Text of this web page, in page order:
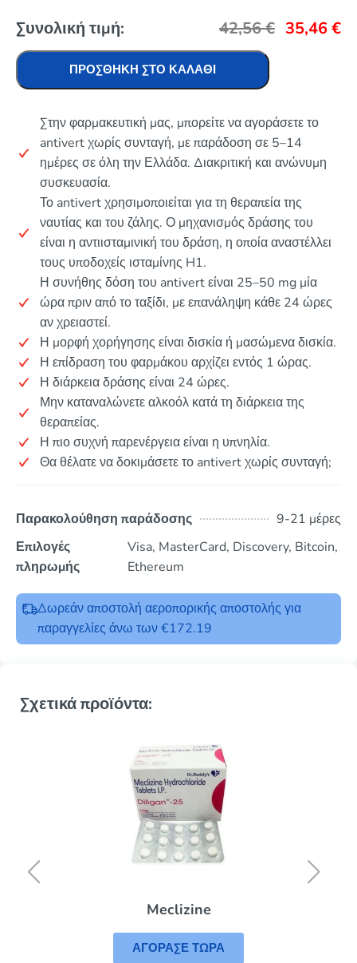
Συνολική τιμή: 42,56€ 35,46€
ΠΡΟΣΘΉΚΗ ΣΤΟ ΚΑΛΆΘΙ
Στην φαρμακευτική μας, μπορείτε να αγοράσετε το
antivert χωρίς συνταγή, με παράδοση σε 5–14
ημέρες σε όλη την Ελλάδα. Διακριτική και ανώνυμη
συσκευασία.
Το antivert χρησιμοποιείται για τη θεραπεία της
ναυτίας και του ζάλης. Ο μηχανισμός δράσης του
είναι η αντιισταμινική του δράση, η οποία αναστέλλει
τους υποδοχείς ισταμίνης H1.
Η συνήθης δόση του antivert είναι 25–50 mg μία
ώρα πριν από το ταξίδι, με επανάληψη κάθε 24 ώρες
αν χρειαστεί.
Η μορφή χορήγησης είναι δισκία ή μασώμενα δισκία.
Η επίδραση του φαρμάκου αρχίζει εντός 1 ώρας.
Η διάρκεια δράσης είναι 24 ώρες.
Μην καταναλώνετε αλκοόλ κατά τη διάρκεια της
θεραπείας.
Η πιο συχνή παρενέργεια είναι η υπνηλία.
Θα θέλατε να δοκιμάσετε το antivert χωρίς συνταγή;
Παρακολούθηση παράδοσης
9-21 μέρες
Επιλογές
πληρωμής
Visa, MasterCard, Discovery, Bitcoin,
Ethereum
Δωρεάν αποστολή αεροπορικής αποστολής για
παραγγελίες άνω των €172.19
Σχετικά προϊόντα:
Meclizine
ΑΓΟΡΑΣΕ ΤΩΡΑ